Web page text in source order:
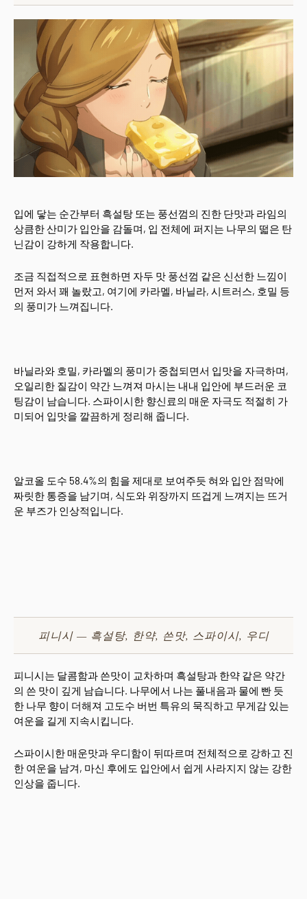
입에 닿는 순간부터 흑설탕 또는 풍선껌의 진한 단맛과 라임의
상큼한 산미가 입안을 감돌며, 입 전체에 퍼지는 나무의 떫은 탄
닌감이 강하게 작용합니다.
조금 직접적으로 표현하면 자두 맛 풍선껌 같은 신선한 느낌이
먼저 와서 꽤 놀랐고, 여기에 카라멜, 바닐라, 시트러스, 호밀 등
의 풍미가 느껴집니다.
바닐라와 호밀, 카라멜의 풍미가 중첩되면서 입맛을 자극하며,
오일리한 질감이 약간 느껴져 마시는 내내 입안에 부드러운 코
팅감이 남습니다. 스파이시한 향신료의 매운 자극도 적절히 가
미되어 입맛을 깔끔하게 정리해 줍니다.
알코올 도수 58.4%의 힘을 제대로 보여주듯 혀와 입안 점막에
짜릿한 통증을 남기며, 식도와 위장까지 뜨겁게 느껴지는 뜨거
운 부즈가 인상적입니다.
피니시 — 흑설탕, 한약, 쓴맛, 스파이시, 우디
피니시는 달콤함과 쓴맛이 교차하며 흑설탕과 한약 같은 약간
의 쓴 맛이 깊게 남습니다. 나무에서 나는 풀내음과 물에 빤 듯
한 나무 향이 더해져 고도수 버번 특유의 묵직하고 무게감 있는
여운을 길게 지속시킵니다.
스파이시한 매운맛과 우디함이 뒤따르며 전체적으로 강하고 진
한 여운을 남겨, 마신 후에도 입안에서 쉽게 사라지지 않는 강한
인상을 줍니다.